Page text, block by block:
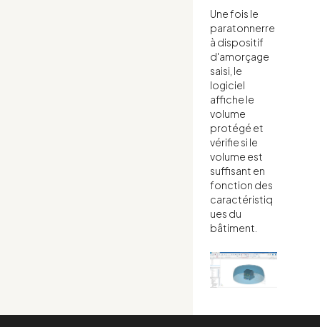
Une fois le
paratonnerre
à dispositif
d'amorçage
saisi, le
logiciel
affiche le
volume
protégé et
vérifie si le
volume est
suffisant en
fonction des
caractéristiq
ues du
bâtiment.